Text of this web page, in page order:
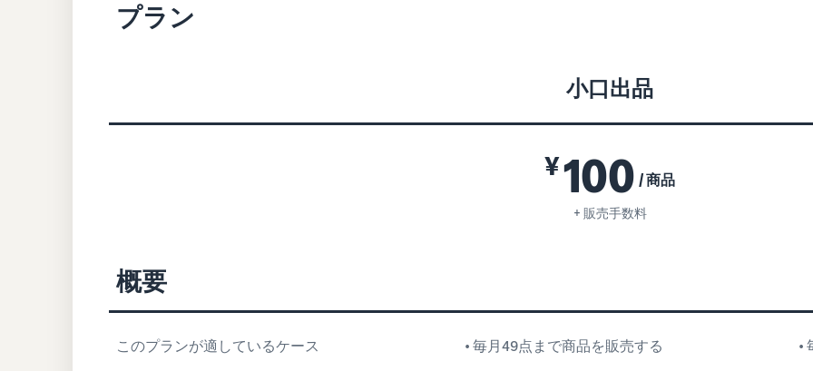
プラン
小口出品
¥100 / 商品
+ 販売手数料
概要
このプランが適しているケース • 毎月49点まで商品を販売する
•